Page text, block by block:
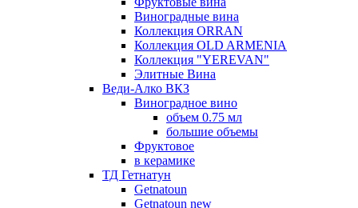
Виноградные вина
Коллекция ORRAN
Коллекция OLD ARMENIA
Коллекция "YEREVAN"
Элитные Вина
Веди-Алко ВКЗ
Виноградное вино
объем 0.75 мл
большие объемы
Фруктовое
в керамике
ТД Гетнатун
Getnatoun
Getnatoun new